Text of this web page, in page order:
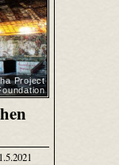
Project